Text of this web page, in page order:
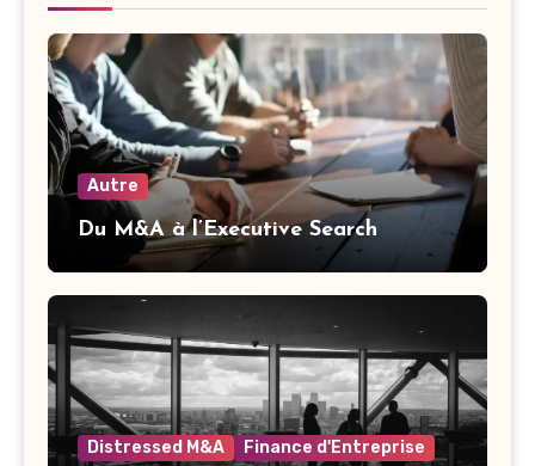
Autre
Du M&A à l’Executive Search
Distressed M&A Finance d'Entreprise